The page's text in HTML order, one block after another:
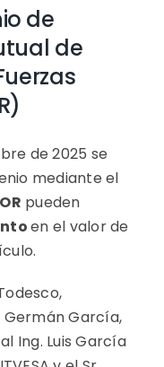
de
de
de 2025 se
mediante el
pueden
en el valor de
Germán García,
Ing. Luis García